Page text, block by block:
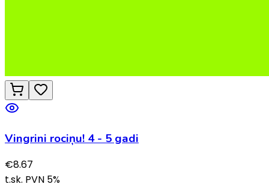
Vingrini rociņu! 4 - 5 gadi
€8.67
t.sk. PVN 5%